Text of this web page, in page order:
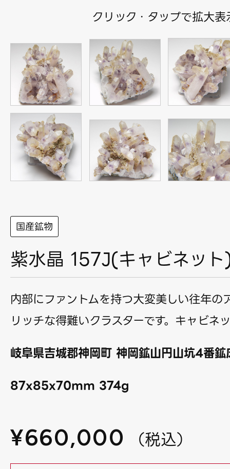
クリック・タップで拡大表
国産鉱物
紫水晶 157J(キャビネッ
内部にファントムを持つ大変美しい往年の
リッチな得難いクラスターです。キャビネ
岐阜県吉城郡神岡町 神岡鉱山円山坑4番
87x85x70mm 374g
¥660,000 （税込）